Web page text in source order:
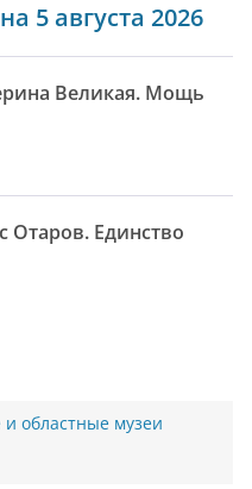
5 августа 2026
Великая. Мощь
Отаров. Единство
областные музеи